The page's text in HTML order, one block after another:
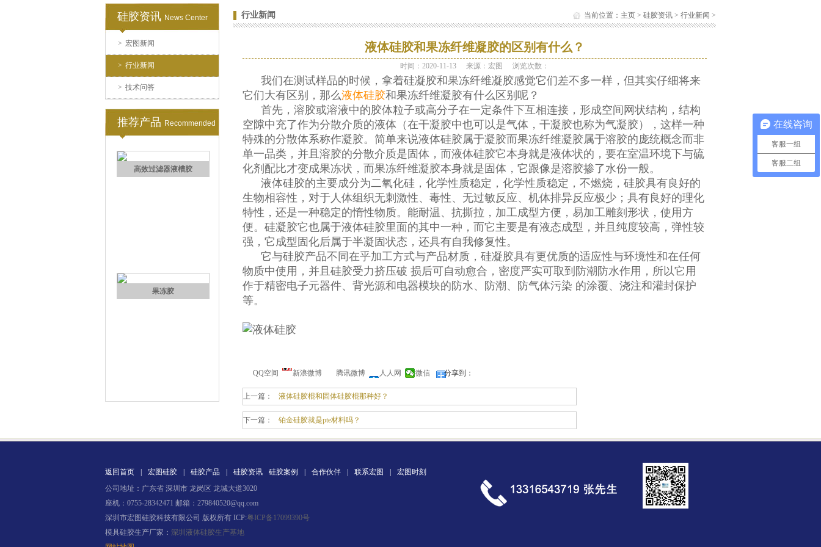
硅胶资讯 News Center
> 宏图新闻
> 行业新闻
> 技术问答
推荐产品 Recommended
当前位置： 主页 > 硅胶资讯 > 行业新闻 >
行业新闻
液体硅胶和果冻纤维凝胶的区别有什么？
时间：2020-11-13 来源：宏图 浏览次数：
我们在测试样品的时候，拿着硅凝胶和果冻纤维凝胶感觉它们差不多一样，但其实仔细将来
它们大有区别，那么液体硅胶和果冻纤维凝胶有什么区别呢？
首先，溶胶或溶液中的胶体粒子或高分子在一定条件下互相连接，形成空间网状结构，结构
空隙中充了作为分散介质的液体（在干凝胶中也可以是气体，干凝胶也称为气凝胶），这样一种
特殊的分散体系称作凝胶。简单来说液体硅胶属于凝胶而果冻纤维凝胶属于溶胶的庞统概念而非
单一品类，并且溶胶的分散介质是固体，而液体硅胶它本身就是液体状的，要在室温环境下与硫
化剂配比才变成果冻状，而果冻纤维凝胶本身就是固体，它跟像是溶胶掺了水份一般。
液体硅胶的主要成分为二氧化硅，化学性质稳定，化学性质稳定，不燃烧，硅胶具有良好的
生物相容性，对于人体组织无刺激性、毒性、无过敏反应、机体排异反应极少；具有良好的理化
特性，还是一种稳定的惰性物质。能耐温、抗撕拉，加工成型方便，易加工雕刻形状，使用方
便。硅凝胶它也属于液体硅胶里面的其中一种，而它主要是有液态成型，并且纯度较高，弹性较
强，它成型固化后属于半凝固状态，还具有自我修复性。
它与硅胶产品不同在乎加工方式与产品材质，硅凝胶具有更优质的适应性与环境性和在任何
物质中使用，并且硅胶受力挤压破 损后可自动愈合，密度严实可取到防潮防水作用，所以它用
作于精密电子元器件、背光源和电器模块的防水、防潮、防气体污染 的涂覆、浇注和灌封保护
等。
QQ空间 新浪微博 腾讯微博 人人网 微信 分享到：
上一篇： 液体硅胶棍和固体硅胶棍那种好？
下一篇： 铂金硅胶就是pte材料吗？
返回首页 宏图硅胶 硅胶产品 硅胶资讯 硅胶案例 合作伙伴 联系宏图
宏图时刻
公司地址：广东省 深圳市 龙岗区 龙城大道3020
座机：0755-28342471 邮箱：279840520@qq.com
深圳市宏图硅胶科技有限公司 版权所有 ICP:粤ICP备17099390号
模具硅胶生产厂家： 深圳液体硅胶生产基地
在线咨询
客服一组
客服二组